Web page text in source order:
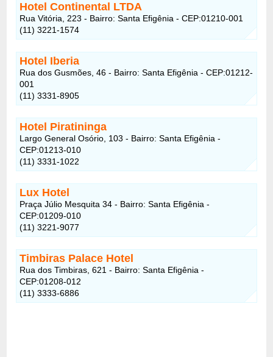
Hotel Continental LTDA
Rua Vitória, 223 - Bairro: Santa Efigênia - CEP:01210-001
(11) 3221-1574
Hotel Iberia
Rua dos Gusmões, 46 - Bairro: Santa Efigênia - CEP:01212-
001
(11) 3331-8905
Hotel Piratininga
Largo General Osório, 103 - Bairro: Santa Efigênia -
CEP:01213-010
(11) 3331-1022
Lux Hotel
Praça Júlio Mesquita 34 - Bairro: Santa Efigênia -
CEP:01209-010
(11) 3221-9077
Timbiras Palace Hotel
Rua dos Timbiras, 621 - Bairro: Santa Efigênia -
CEP:01208-012
(11) 3333-6886